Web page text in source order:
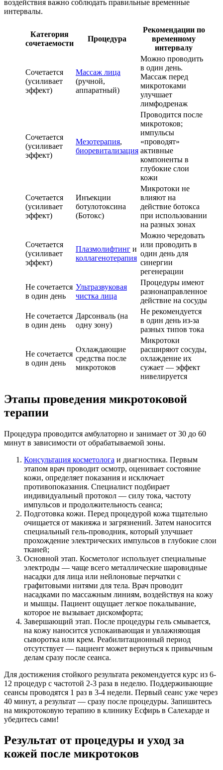
воздействия важно соблюдать правильные временные
интервалы.
Категория
сочетаемости
Процедура
Рекомендации по
временному
интервалу
Сочетается
(усиливает
эффект)
Массаж лица
(ручной,
аппаратный)
Можно проводить
в один день.
Массаж перед
микротоками
улучшает
лимфодренаж
Сочетается
(усиливает
эффект)
Мезотерапия,
биоревитализация
Проводится после
микротоков;
импульсы
«проводят»
активные
компоненты в
глубокие слои
кожи
Сочетается
(усиливает
эффект)
Инъекции
ботулотоксина
(Ботокс)
Микротоки не
влияют на
действие ботокса
при использовании
на разных зонах
Сочетается
(усиливает
эффект)
Плазмолифтинг и
коллагенотерапия
Можно чередовать
или проводить в
один день для
синергии
регенерации
Не сочетается
в один день
Ультразвуковая
чистка лица
Процедуры имеют
разнонаправленное
действие на сосуды
Не сочетается
в один день
Дарсонваль (на
одну зону)
Не рекомендуется
в один день из-за
разных типов тока
Не сочетается
в один день
Охлаждающие
средства после
микротоков
Микротоки
расширяют сосуды,
охлаждение их
сужает — эффект
нивелируется
Этапы проведения микротоковой
терапии
Процедура проводится амбулаторно и занимает от 30 до 60
минут в зависимости от обрабатываемой зоны.
Консультация косметолога и диагностика. Первым
этапом врач проводит осмотр, оценивает состояние
кожи, определяет показания и исключает
противопоказания. Специалист подбирает
индивидуальный протокол — силу тока, частоту
импульсов и продолжительность сеанса;
Подготовка кожи. Перед процедурой кожа тщательно
очищается от макияжа и загрязнений. Затем наносится
специальный гель-проводник, который улучшает
прохождение электрических импульсов в глубокие слои
тканей;
Основной этап. Косметолог использует специальные
электроды — чаще всего металлические шаровидные
насадки для лица или нейлоновые перчатки с
графитовыми нитями для тела. Врач проводит
насадками по массажным линиям, воздействуя на кожу
и мышцы. Пациент ощущает легкое покалывание,
которое не вызывает дискомфорта;
Завершающий этап. После процедуры гель смывается,
на кожу наносится успокаивающая и увлажняющая
сыворотка или крем. Реабилитационный период
отсутствует — пациент может вернуться к привычным
делам сразу после сеанса.
Для достижения стойкого результата рекомендуется курс из 6-
12 процедур с частотой 2-3 раза в неделю. Поддерживающие
сеансы проводятся 1 раз в 3-4 недели. Первый сеанс уже через
40 минут, а результат — сразу после процедуры. Запишитесь
на микротоковую терапию в клинику Есфирь в Салехарде и
убедитесь сами!
Результат от процедуры и уход за
кожей после микротоков